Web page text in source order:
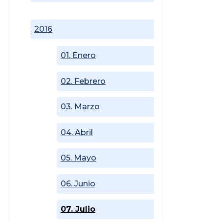
2016
01. Enero
02. Febrero
03. Marzo
04. Abril
05. Mayo
06. Junio
07. Julio